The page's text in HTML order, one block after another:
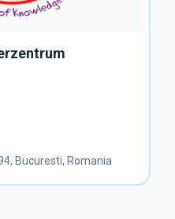
Bucuresti, Romania